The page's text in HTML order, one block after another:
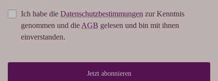
Ich habe die Datenschutzbestimmungen zur Kenntnis
genommen und die AGB gelesen und bin mit ihnen
einverstanden.
Jetzt abonnieren